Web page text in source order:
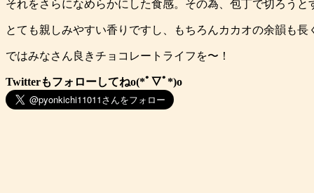
それをさらになめらかにした食感。その為、包丁で切ろう
とても親しみやすい香りですし、もちろんカカオの余韻も長
ではみなさん良きチョコレートライフを〜！
Twitterもフォローしてねo(*ﾟ▽ﾟ*)o